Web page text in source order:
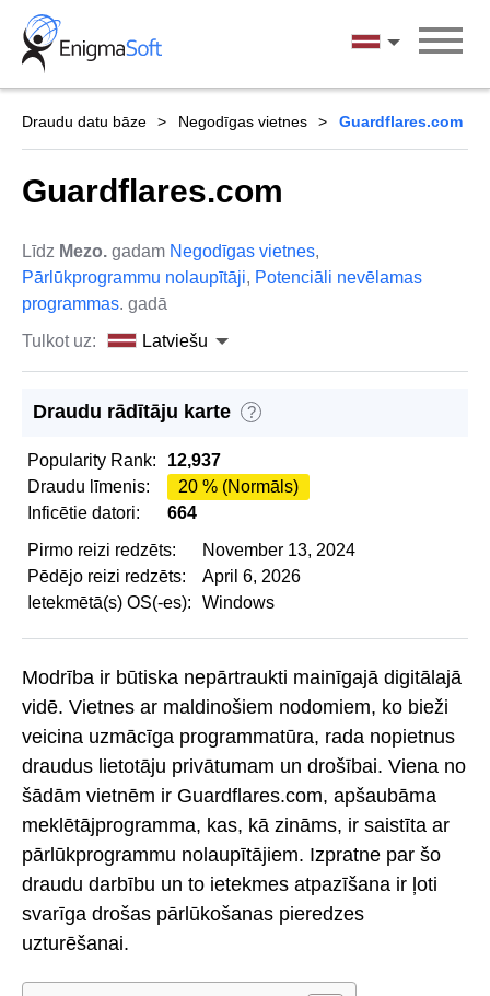
Skip
content
Latviešu
Draudu datu bāze Negodīgas vietnes Guardflares.com
Guardflares.com
Līdz Mezo. gadam Negodīgas vietnes,
Pārlūkprogrammu nolaupītāji, Potenciāli nevēlamas
programmas. gadā
Tulkot uz:
Latviešu
Draudu rādītāju karte ?
Popularity Rank:
12,937
Draudu līmenis:
20 % (Normāls)
Inficētie datori:
664
Pirmo reizi redzēts:
November 13, 2024
Pēdējo reizi redzēts:
April 6, 2026
Ietekmētā(s) OS(-es):
Windows
Modrība ir būtiska nepārtraukti mainīgajā digitālajā
vidē. Vietnes ar maldinošiem nodomiem, ko bieži
veicina uzmācīga programmatūra, rada nopietnus
draudus lietotāju privātumam un drošībai. Viena no
šādām vietnēm ir Guardflares.com, apšaubāma
meklētājprogramma, kas, kā zināms, ir saistīta ar
pārlūkprogrammu nolaupītājiem. Izpratne par šo
draudu darbību un to ietekmes atpazīšana ir ļoti
svarīga drošas pārlūkošanas pieredzes
uzturēšanai.